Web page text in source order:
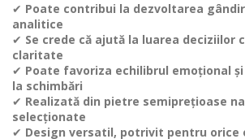
✔ Poate contribui la dezvoltarea
analitice
✔ Se crede că ajută la luarea deciziilor
claritate
✔ Poate favoriza echilibrul emoțional
la schimbări
✔ Realizată din pietre semiprețioase
selecționate
✔ Design versatil, potrivit pentru orice